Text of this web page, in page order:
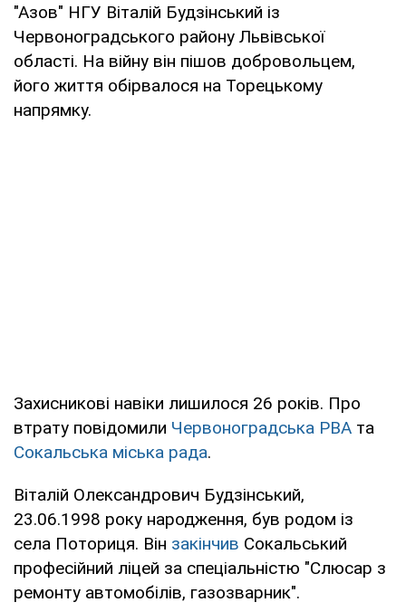
"Азов" НГУ Віталій Будзінський із
Червоноградського району Львівської
області. На війну він пішов добровольцем,
його життя обірвалося на Торецькому
напрямку.
Захисникові навіки лишилося 26 років. Про
втрату повідомили Червоноградська РВА та
Сокальська міська рада.
Віталій Олександрович Будзінський,
23.06.1998 року народження, був родом із
села Поториця. Він закінчив Сокальський
професійний ліцей за спеціальністю "Слюсар з
ремонту автомобілів, газозварник".